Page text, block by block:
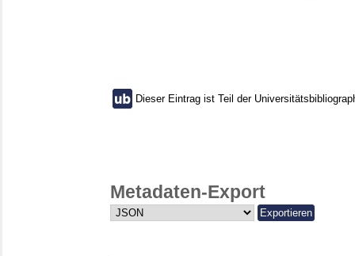
Dieser Eintrag ist Teil der
Metadaten-Export